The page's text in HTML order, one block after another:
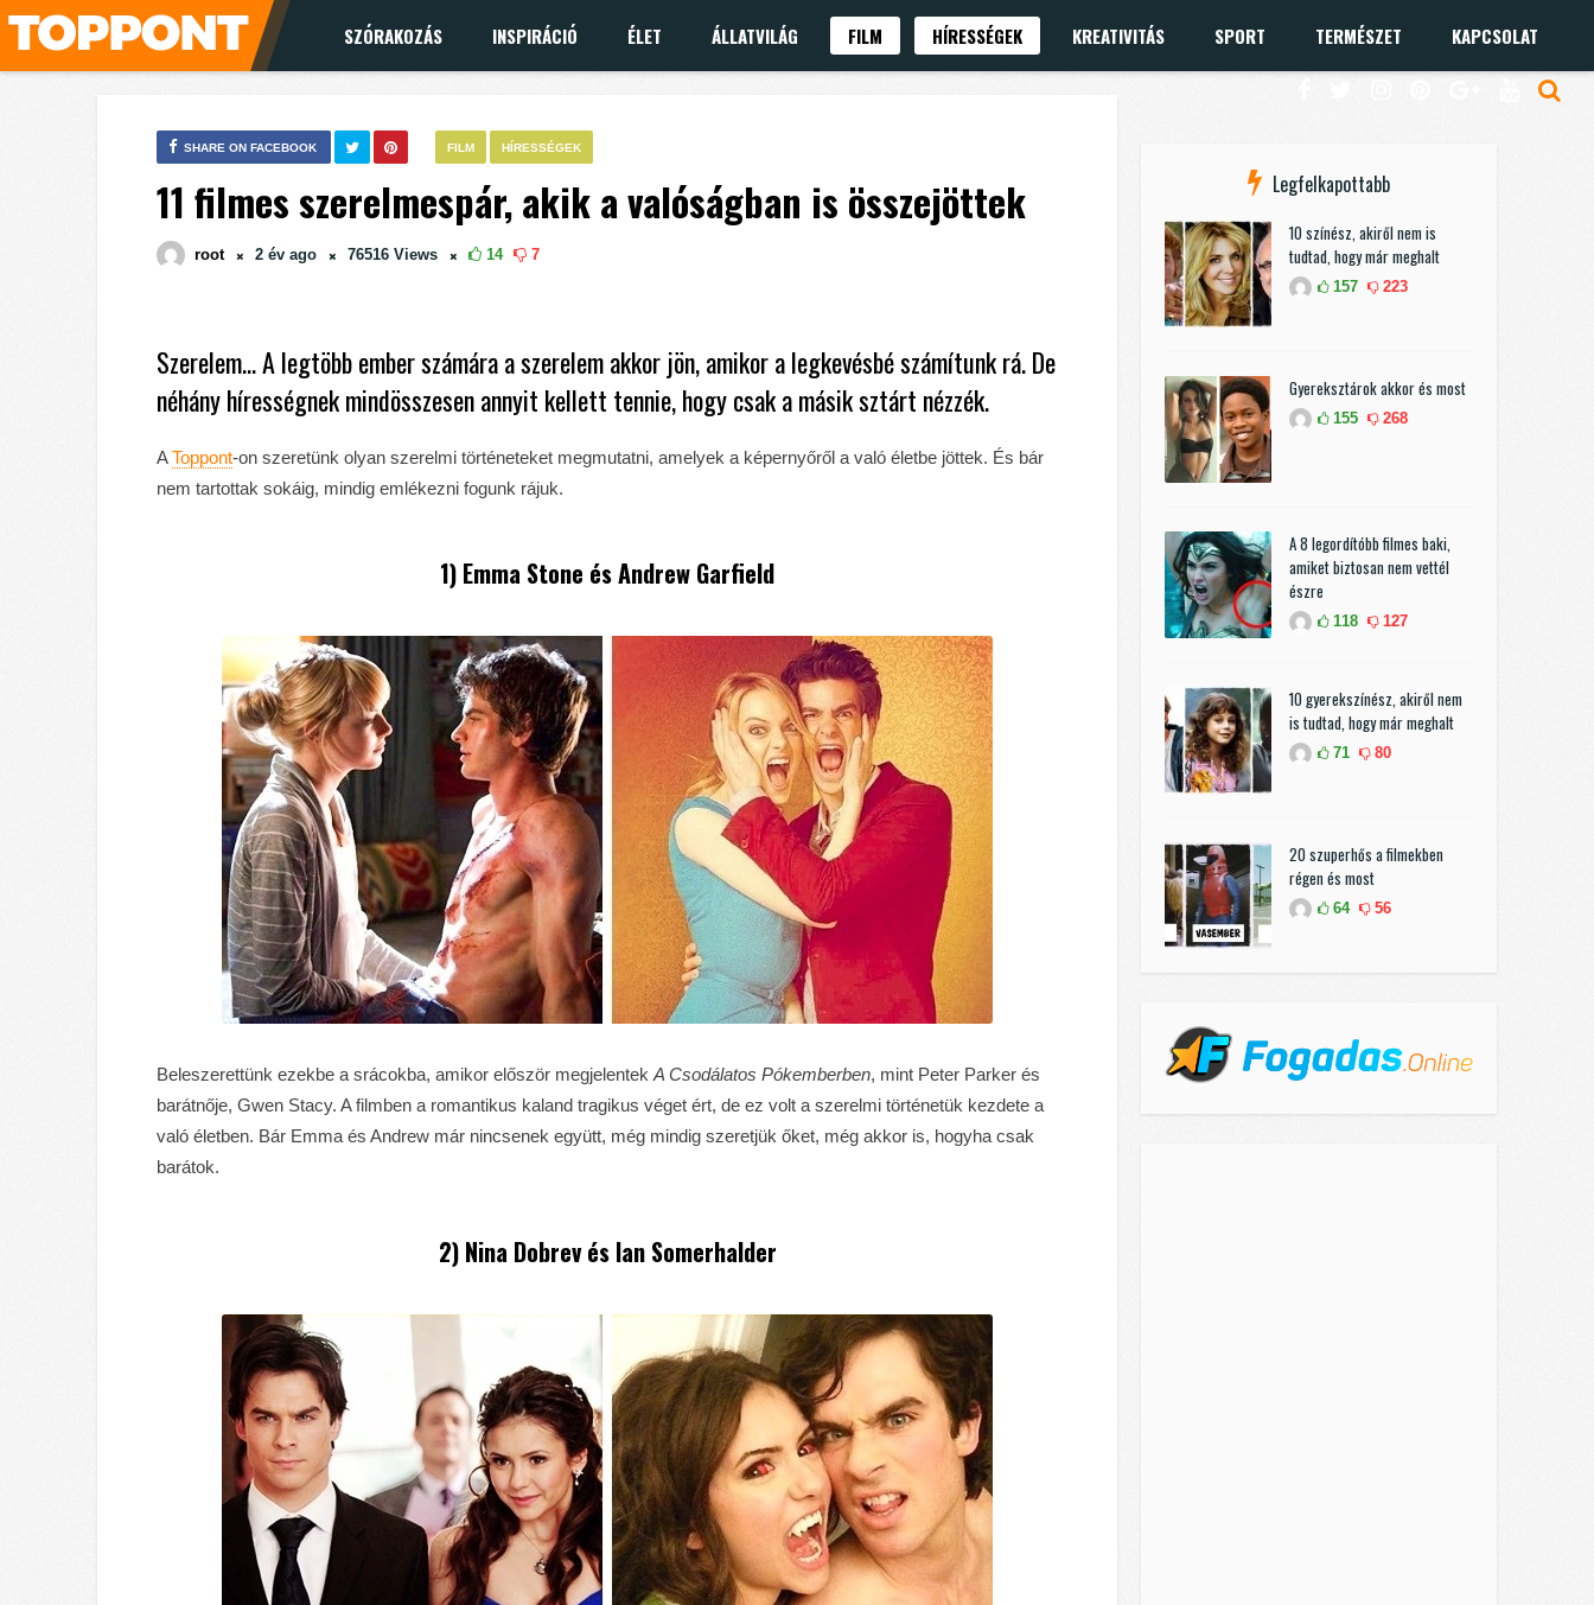
SZÓRAKOZÁS INSPIRÁCIÓ ÉLET ÁLLATVILÁG FILM HÍRESSÉGEK KREATIVITÁS SPORT TERMÉSZET KAPCSOLAT
FILM HÍRESSÉGEK
SHARE ON FACEBOOK
11 filmes szerelmespár, akik a valóságban is összejöttek
root 2 év ago 76516 Views 14 7
Szerelem… A legtöbb ember számára a szerelem akkor jön, amikor a legkevésbé számítunk rá. De
néhány hírességnek mindösszesen annyit kellett tennie, hogy csak a másik sztárt nézzék.
AToppont-on szeretünk olyan szerelmi történeteket megmutatni, amelyek a képernyőről a való életbe jöttek. És bár
nem tartottak sokáig, mindig emlékezni fogunk rájuk.
1) Emma Stone ésAndrew Garfield
Beleszerettünk ezekbe a srácokba, amikor először megjelentek A Csodálatos Pókemberben, mint Peter Parker és
barátnője, Gwen Stacy. A filmben a romantikus kaland tragikus véget ért, de ez volt a szerelmi történetük kezdete a
való életben. Bár Emma és Andrew már nincsenek együtt, még mindig szeretjük őket, még akkor is, hogyha csak
barátok.
2) Nina Dobrev és Ian Somerhalder
Legfelkapottabb
10 színész, akiről nem is
tudtad, hogy már meghalt
157 223
Gyereksztárok akkor és most
155 268
A 8 legordítóbb filmes baki,
amiket biztosan nem vettél
észre
118 127
10 gyerekszínész, akiről nem
is tudtad, hogy már meghalt
71 80
20 szuperhős a filmekben
régen és most
64 56